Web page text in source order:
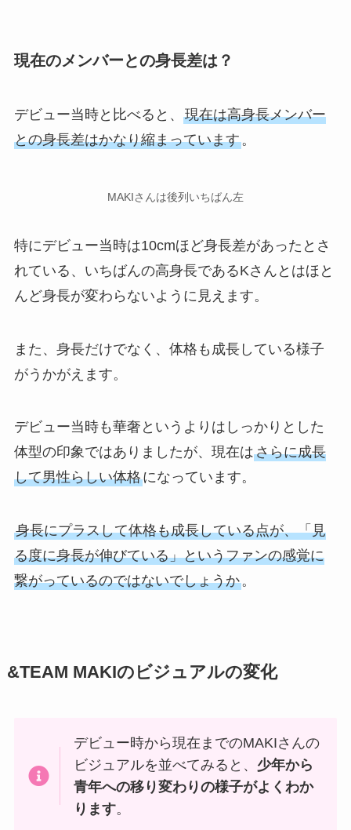
現在のメンバーとの身長差は？
デビュー当時と比べると、 現在は高身長メンバー
との身長差はかなり縮まっています。
MAKIさんは後列いちばん左
特にデビュー当時は10cmほど身長差があったとさ
れている、いちばんの高身長であるKさんとはほと
んど身長が変わらないように見えます。
また、身長だけでなく、体格も成長している様子
がうかがえます。
デビュー当時も華奢というよりはしっかりとした
体型の印象ではありましたが、現在はさらに成長
して男性らしい体格になっています。
身長にプラスして体格も成長している点が、「見
る度に身長が伸びている」というファンの感覚に
繋がっているのではないでしょうか。
&TEAM MAKIのビジュアルの変化
デビュー時から現在までのMAKIさんの
ビジュアルを並べてみると、 少年から
青年への移り変わりの様子がよくわか
ります。